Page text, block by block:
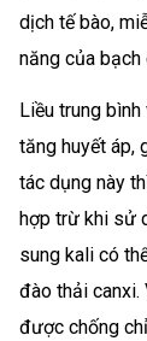
dịch tế bào,
năng của bạch
Liều trung
tăng huyết áp,
tác dụng này
hợp trừ khi sử
sung kali có
đào thải
được chống